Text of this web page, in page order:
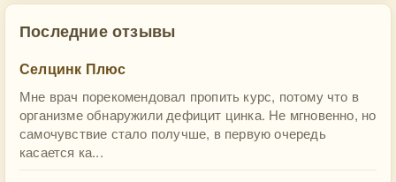
Последние отзывы
Селцинк Плюс
Мне врач порекомендовал пропить курс, потому что в
организме обнаружили дефицит цинка. Не мгновенно, но
самочувствие стало получше, в первую очередь
касается ка...